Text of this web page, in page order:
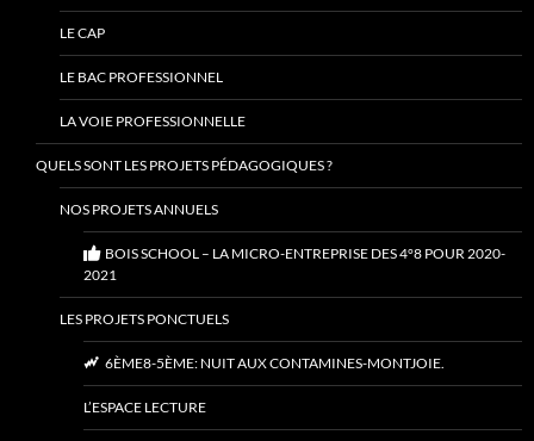
LE CAP
LE BAC PROFESSIONNEL
LA VOIE PROFESSIONNELLE
QUELS SONT LES PROJETS PÉDAGOGIQUES ?
NOS PROJETS ANNUELS
BOIS SCHOOL – LA MICRO-ENTREPRISE DES 4°8 POUR 2020-
2021
LES PROJETS PONCTUELS
6ÈME8-5ÈME: NUIT AUX CONTAMINES-MONTJOIE.
L’ESPACE LECTURE